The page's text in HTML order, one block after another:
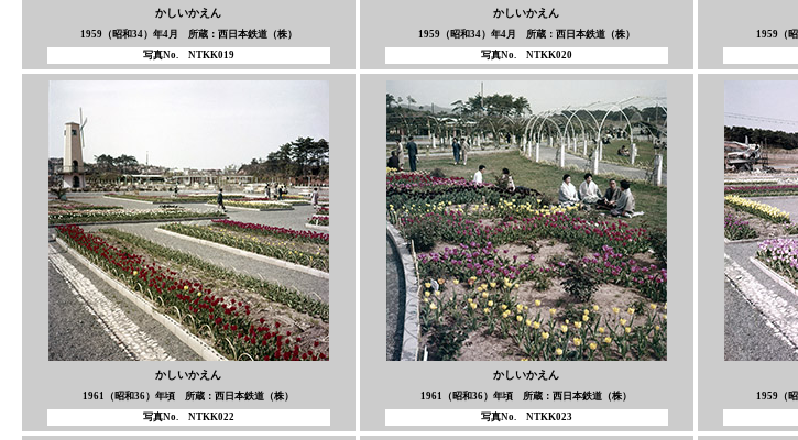
かしいかえん
1959（昭和34）年4月 所蔵：西日本鉄道（株）
写真No. NTKK019
かしいかえん
1959（昭和34）年4月 所蔵：西日本鉄道（株）
写真No. NTKK020
1959（
かしいかえん
1961（昭和36）年頃 所蔵：西日本鉄道（株）
写真No. NTKK022
かしいかえん
1961（昭和36）年頃 所蔵：西日本鉄道（株）
写真No. NTKK023
1959（